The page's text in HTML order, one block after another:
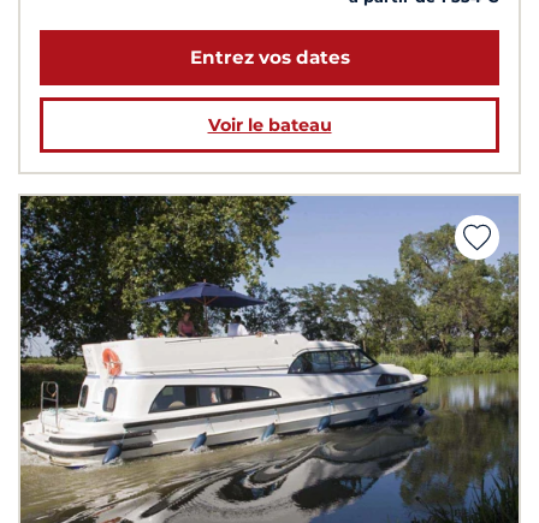
Entrez vos dates
Voir le bateau